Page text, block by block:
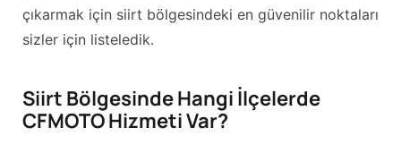
çıkarmak için siirt bölgesindeki en güvenilir noktaları
sizler için listeledik.
Siirt Bölgesinde Hangi İlçelerde
CFMOTO Hizmeti Var?